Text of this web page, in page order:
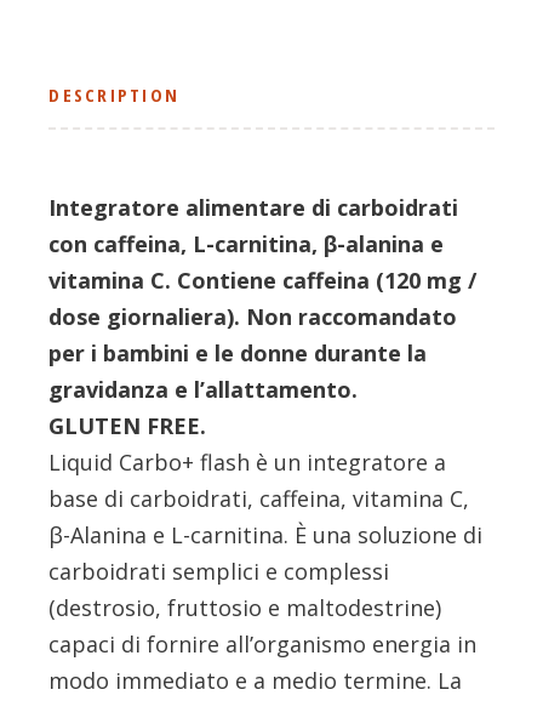
DESCRIPTION
Integratore alimentare di carboidrati
con caffeina, L-carnitina, β-alanina e
vitamina C. Contiene caffeina (120 mg /
dose giornaliera). Non raccomandato
per i bambini e le donne durante la
gravidanza e l’allattamento.
GLUTEN FREE.
Liquid Carbo+ flash è un integratore a
base di carboidrati, caffeina, vitamina C,
β-Alanina e L-carnitina. È una soluzione di
carboidrati semplici e complessi
(destrosio, fruttosio e maltodestrine)
capaci di fornire all’organismo energia in
modo immediato e a medio termine. La